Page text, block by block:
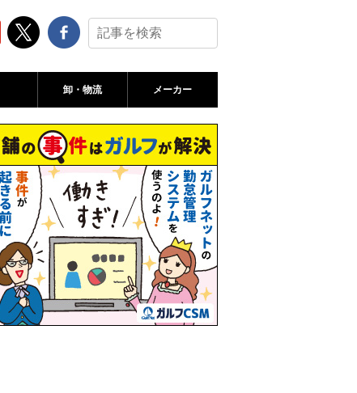
卸・物流 メーカー